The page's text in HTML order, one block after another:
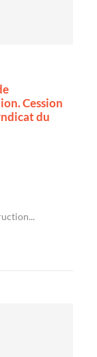
Cession
du